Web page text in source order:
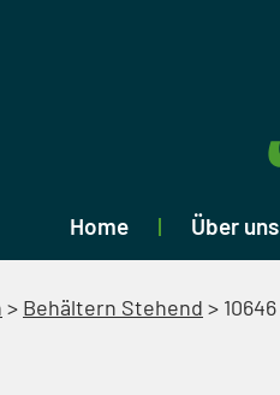
Home Über uns
> Behältern Stehend > 10646